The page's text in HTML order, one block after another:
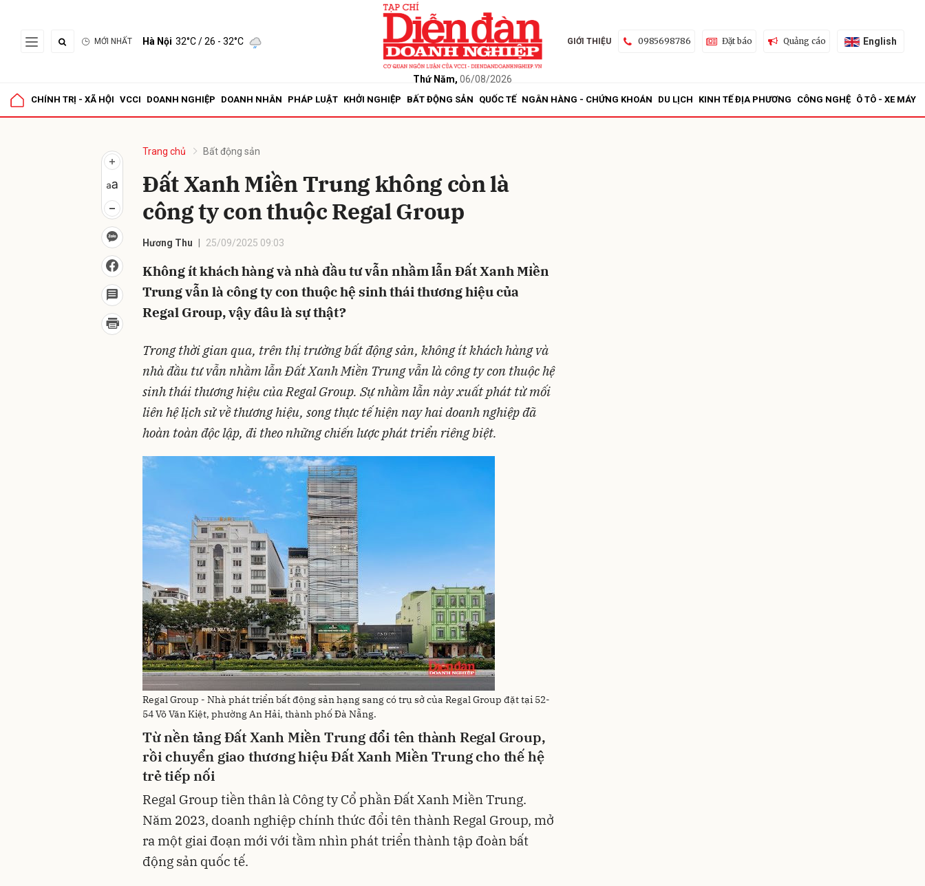
MỚI NHẤT Hà Nội 32°C/ 26 - 32°C
Thứ Năm, 06/08/2026
GIỚI THIỆU 0985698786 Đặt báo Quảng cáo English
CHÍNH TRỊ - XÃ HỘI VCCI DOANH NGHIỆP DOANH NHÂN PHÁP LUẬT KHỞI NGHIỆP BẤT ĐỘNG SẢN QUỐC TẾ NGÂN HÀNG - CHỨNG KHOÁN DU LỊCH KINH TẾ ĐỊA PHƯƠNG CÔNG NGHỆ Ô TÔ - XE MÁY
Trang chủ Bất động sản
Đất Xanh Miền Trung không còn là
công ty con thuộc Regal Group
Hương Thu 25/09/2025 09:03
Không ít khách hàng và nhà đầu tư vẫn nhầm lẫn Đất Xanh Miền
Trung vẫn là công ty con thuộc hệ sinh thái thương hiệu của
Regal Group, vậy đâu là sự thật?
Trong thời gian qua, trên thị trường bất động sản, không ít khách hàng và
nhà đầu tư vẫn nhầm lẫn Đất Xanh Miền Trung vẫn là công ty con thuộc hệ
sinh thái thương hiệu của Regal Group. Sự nhầm lẫn này xuất phát từ mối
liên hệ lịch sử về thương hiệu, song thực tế hiện nay hai doanh nghiệp đã
hoàn toàn độc lập, đi theo những chiến lược phát triển riêng biệt.
Regal Group - Nhà phát triển bất động sản hạng sang có trụ sở của Regal Group đặt tại 52-
54 Võ Văn Kiệt, phường An Hải, thành phố Đà Nẵng.
Từ nền tảng Đất Xanh Miền Trung đổi tên thành Regal Group,
rồi chuyển giao thương hiệu Đất Xanh Miền Trung cho thế hệ
trẻ tiếp nối
Regal Group tiền thân là Công ty Cổ phần Đất Xanh Miền Trung.
Năm 2023, doanh nghiệp chính thức đổi tên thành Regal Group, mở
ra một giai đoạn mới với tầm nhìn phát triển thành tập đoàn bất
động sản quốc tế.